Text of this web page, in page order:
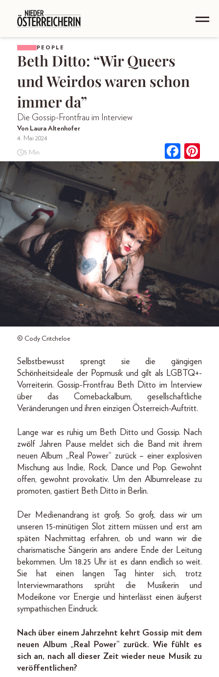
PEOPLE
Beth Ditto: “Wir Queers
und Weirdos waren schon
immer da”
Die Gossip-Frontfrau im Interview
Von Laura Altenhofer
4. Mai 2024
5 Min.
© Cody Critcheloe
Selbstbewusst sprengt sie die gängigen
Schönheitsideale der Popmusik und gilt als LGBTQ+-
Vorreiterin. Gossip-Frontfrau Beth Ditto im Interview
über das Comebackalbum, gesellschaftliche
Veränderungen und ihren einzigen Österreich-Auftritt.
Lange war es ruhig um Beth Ditto und Gossip. Nach
zwölf Jahren Pause meldet sich die Band mit ihrem
neuen Album „Real Power“ zurück – einer explosiven
Mischung aus Indie, Rock, Dance und Pop. Gewohnt
offen, gewohnt provokativ. Um den Albumrelease zu
promoten, gastiert Beth Ditto in Berlin.
Der Medienandrang ist groß. So groß, dass wir um
unseren 15-minütigen Slot zittern müssen und erst am
späten Nachmittag erfahren, ob und wann wir die
charismatische Sängerin ans andere Ende der Leitung
bekommen. Um 18.25 Uhr ist es dann endlich so weit.
Sie hat einen langen Tag hinter sich, trotz
Interviewmarathons sprüht die Musikerin und
Modeikone vor Energie und hinterlässt einen äußerst
sympathischen Eindruck.
Nach über einem Jahrzehnt kehrt Gossip mit dem
neuen Album „Real Power“ zurück. Wie fühlt es
sich an, nach all dieser Zeit wieder neue Musik zu
veröffentlichen?